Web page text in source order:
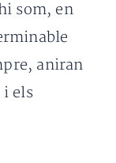
som, en
aniran
i els